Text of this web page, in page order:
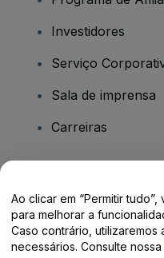
Investidores
Serviço
Sala de imprensa
Carreiras
Centro de Ajuda /
Ao clicar em “Permitir
para melhorar a
Caso contrário, utilizaremos
necessários. Consulte nossa